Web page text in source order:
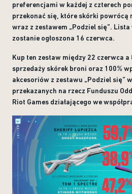
preferencjami w każdej z czterech
przekonać się, które skórki powrócą
wraz z zestawem „Podziel się”.
zostanie ogłoszona 16 czerwca.
Kup ten zestaw między 22 czerwca a
sprzedaży skórek broni oraz 100%
akcesoriów z zestawu „Podziel się”
przekazanych na rzecz Funduszu
Riot Games działającego we